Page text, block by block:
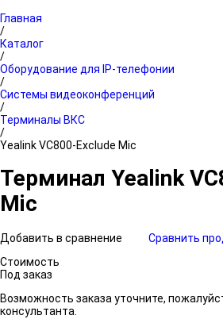
Главная
/
Каталог
/
Оборудование для IP-телефонии
/
Системы видеоконференций
/
Терминалы ВКС
/
Yealink VC800-Exclude Mic
Терминал Yealink
Mic
Добавить в сравнение
Сравнить
Стоимость
Под заказ
Возможность заказа уточните,
консультанта.